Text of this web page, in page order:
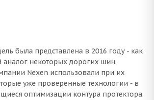
была представлена в 2016 году - как
аналог некоторых дорогих шин.
Nexen использовали при их
уже проверенные технологии - в
оптимизации контура протектора.